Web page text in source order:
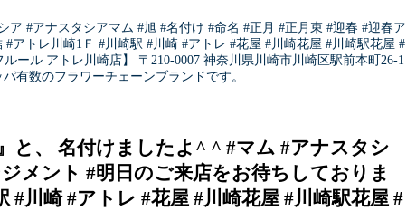
#アナスタシアマム #旭 #名付け #命名 #正月 #正月束 #迎春 #迎春ア
トレ川崎1Ｆ #川崎駅 #川崎 #アトレ #花屋 #川崎花屋 #川崎駅花屋 #
アトレ川崎店】 〒210-0007 神奈川県川崎市川崎区駅前本町26-1
のフラワーチェーンブランドです。
と、 名付けましたよ^ ^ #マム #アナスタシ
メント #明日のご来店をお待ちしておりま
川崎 #アトレ #花屋 #川崎花屋 #川崎駅花屋 #